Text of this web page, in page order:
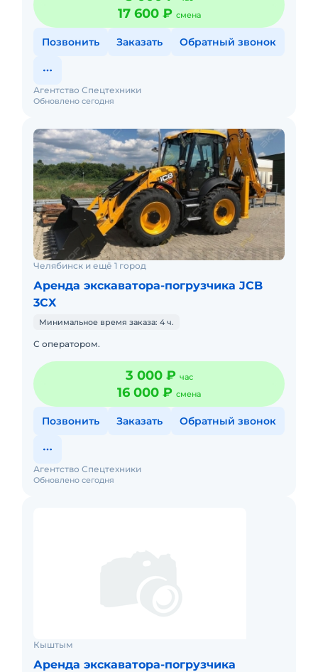
17 600 ₽ смена
Позвонить Заказать Обратный звонок
Обновлено сегодня
Агентство Спецтехники
Челябинск и ещё 1 город
Аренда экскаватора-погрузчика JCB
3CX
Минимальное время заказа: 4 ч.
С оператором.
3 000 ₽ час
16 000 ₽ смена
Позвонить Заказать Обратный звонок
Обновлено сегодня
Агентство Спецтехники
Кыштым
Аренда экскаватора-погрузчика